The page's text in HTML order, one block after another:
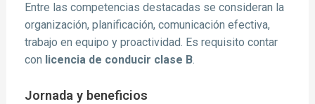
Entre las competencias destacadas se consideran la
organización, planificación, comunicación efectiva,
trabajo en equipo y proactividad. Es requisito contar
con licencia de conducir clase B.
Jornada y beneficios